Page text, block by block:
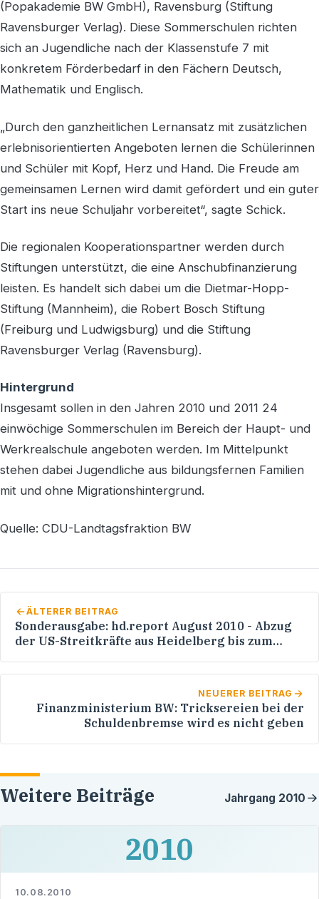
(Popakademie BW GmbH), Ravensburg (Stiftung
Ravensburger Verlag). Diese Sommerschulen richten
sich an Jugendliche nach der Klassenstufe 7 mit
konkretem Förderbedarf in den Fächern Deutsch,
Mathematik und Englisch.
„Durch den ganzheitlichen Lernansatz mit zusätzlichen
erlebnisorientierten Angeboten lernen die Schülerinnen
und Schüler mit Kopf, Herz und Hand. Die Freude am
gemeinsamen Lernen wird damit gefördert und ein guter
Start ins neue Schuljahr vorbereitet“, sagte Schick.
Die regionalen Kooperationspartner werden durch
Stiftungen unterstützt, die eine Anschubfinanzierung
leisten. Es handelt sich dabei um die Dietmar-Hopp-
Stiftung (Mannheim), die Robert Bosch Stiftung
(Freiburg und Ludwigsburg) und die Stiftung
Ravensburger Verlag (Ravensburg).
Hintergrund
Insgesamt sollen in den Jahren 2010 und 2011 24
einwöchige Sommerschulen im Bereich der Haupt- und
Werkrealschule angeboten werden. Im Mittelpunkt
stehen dabei Jugendliche aus bildungsfernen Familien
mit und ohne Migrationshintergrund.
Quelle: CDU-Landtagsfraktion BW
ÄLTERER BEITRAG
Sonderausgabe: hd.report August 2010 - Abzug
der US-Streitkräfte aus Heidelberg bis zum
NEUERER BEITRAG
Finanzministerium BW: Tricksereien bei der
Schuldenbremse wird es nicht geben
Weitere Beiträge Jahrgang 2010
2010
10.08.2010